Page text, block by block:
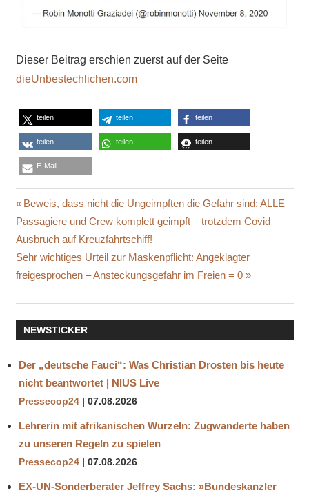
Dieser Beitrag erschien zuerst auf der Seite
dieUnbestechlichen.com
teilen teilen teilen
teilen teilen teilen
E-Mail
CYBORG
ELON
GEHIRNCHIP
EDITIERUNG
KI
KLAUS
TRANSHUMANISMUS
Beitragsnavigation
Vorheriger
Beitrag:
Beweis, dass nicht die Ungeimpften die Gefahr sind: ALLE
Passagiere und Crew komplett geimpft – trotzdem Covid
Ausbruch auf Kreuzfahrtschiff!
Nächster
Beitrag:
Sehr wichtiges Urteil zur Maskenpflicht: Angeklagter
freigesprochen – Ansteckungsgefahr im Freien = 0
NEWSTICKER
Der „deutsche Fauci“: Was Christian Drosten bis heute
nicht beantwortet | NIUS Live
Pressecop24 07.08.2026
Lehrerin mit afrikanischen Wurzeln: Zugwanderte haben
zu unseren Regeln zu spielen
Pressecop24 07.08.2026
EX-UN-Sonderberater Jeffrey Sachs: »Bundeskanzler